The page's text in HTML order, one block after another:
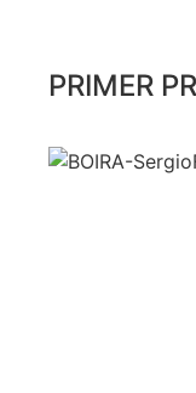
PRIMER